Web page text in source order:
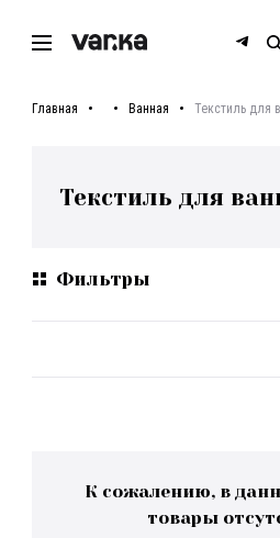
Главная Ванная Текстиль для
Текстиль для
Фильтры
К сожалению, в
товары